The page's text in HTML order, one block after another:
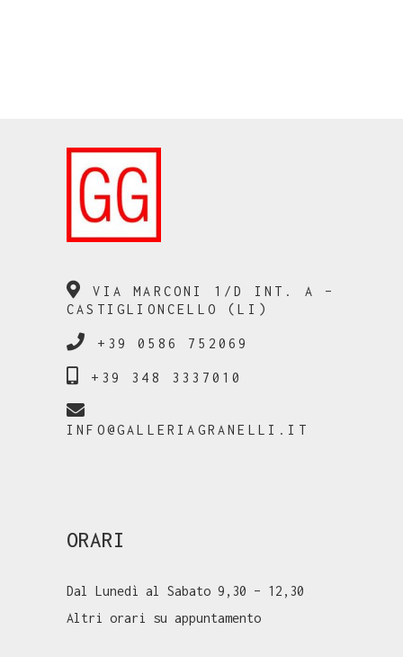
VIA MARCONI 1/D INT. A –
CASTIGLIONCELLO (LI)
+39 0586 752069
+39 348 3337010
INFO@GALLERIAGRANELLI.IT
ORARI
Dal Lunedì al Sabato 9,30 – 12,30
Altri orari su appuntamento